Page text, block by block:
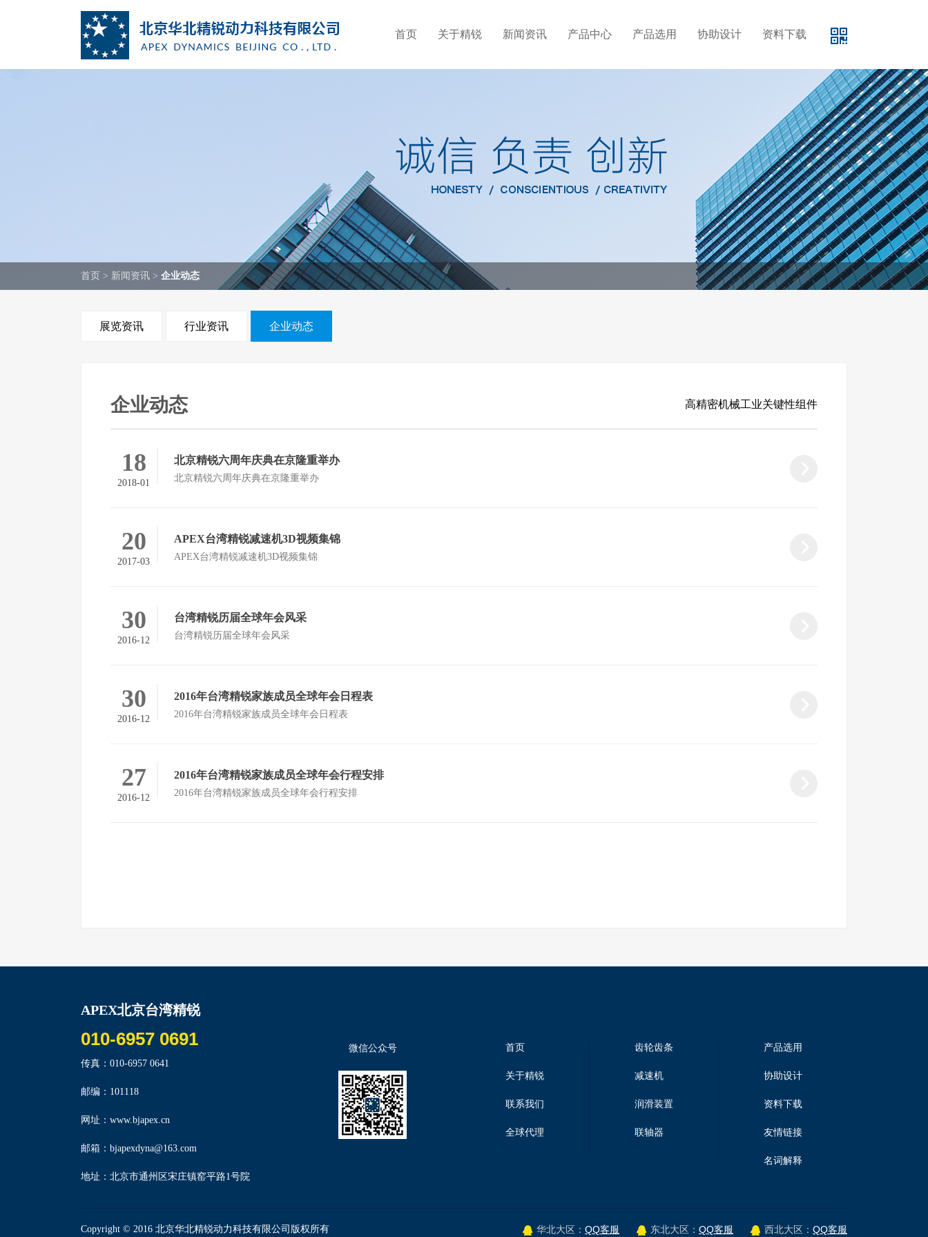
首页 关于精锐 新闻资讯 产品中心 产品选用 协助设计 资料下载
首页 > 新闻资讯 > 企业动态
展览资讯 行业资讯 企业动态
企业动态 高精密机械工业关键性组件
18
2018-01
北京精锐六周年庆典在京隆重举办
北京精锐六周年庆典在京隆重举办
20
2017-03
APEX台湾精锐减速机3D视频集锦
APEX台湾精锐减速机3D视频集锦
30
2016-12
台湾精锐历届全球年会风采
台湾精锐历届全球年会风采
30
2016-12
2016年台湾精锐家族成员全球年会日程表
2016年台湾精锐家族成员全球年会日程表
27
2016-12
2016年台湾精锐家族成员全球年会行程安排
2016年台湾精锐家族成员全球年会行程安排
APEX北京台湾精锐
010-6957 0691
传真：010-6957 0641
邮编：101118
网址：www.bjapex.cn
邮箱：bjapexdyna@163.com
地址：北京市通州区宋庄镇窑平路1号院
微信公众号 首页
关于精锐
联系我们
全球代理
齿轮齿条
减速机
润滑装置
联轴器
产品选用
协助设计
资料下载
友情链接
名词解释
Copyright © 2016 北京华北精锐动力科技有限公司版权所有 华北大区： QQ客服 东北大区： QQ客服 西北大区： QQ客服